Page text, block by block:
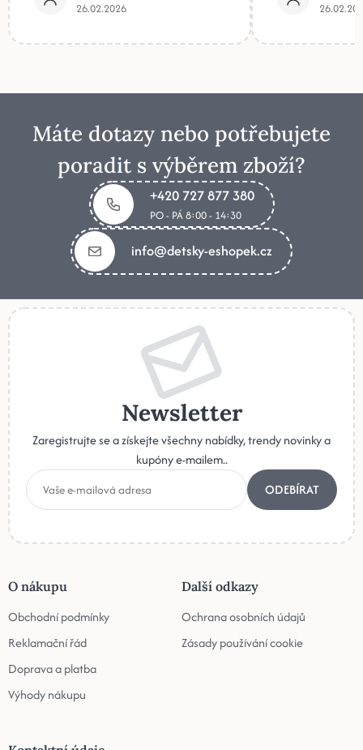
26.02.2026
Máte dotazy nebo potřebujete
poradit s výběrem zboží?
+420 727 877 380
PO - PÁ 8:00 - 14:30
info@detsky-eshopek.cz
Newsletter
Zaregistrujte se a získejte všechny nabídky, trendy novinky a
kupóny e-mailem..
ODEBÍRAT
O nákupu
Obchodní podmínky
Reklamační řád
Doprava a platba
Výhody nákupu
Další odkazy
Ochrana osobních údajů
Zásady používání cookie